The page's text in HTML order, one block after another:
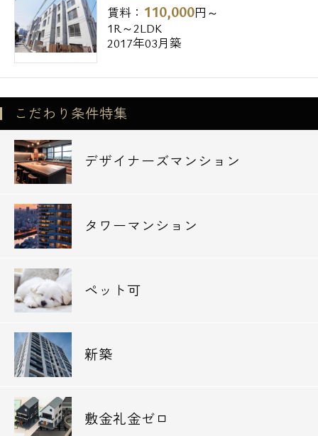
賃料： 110,000円～
1R～2LDK
2017年03月築
こだわり条件特集
デザイナーズマンション
タワーマンション
ペット可
新築
敷金礼金ゼロ